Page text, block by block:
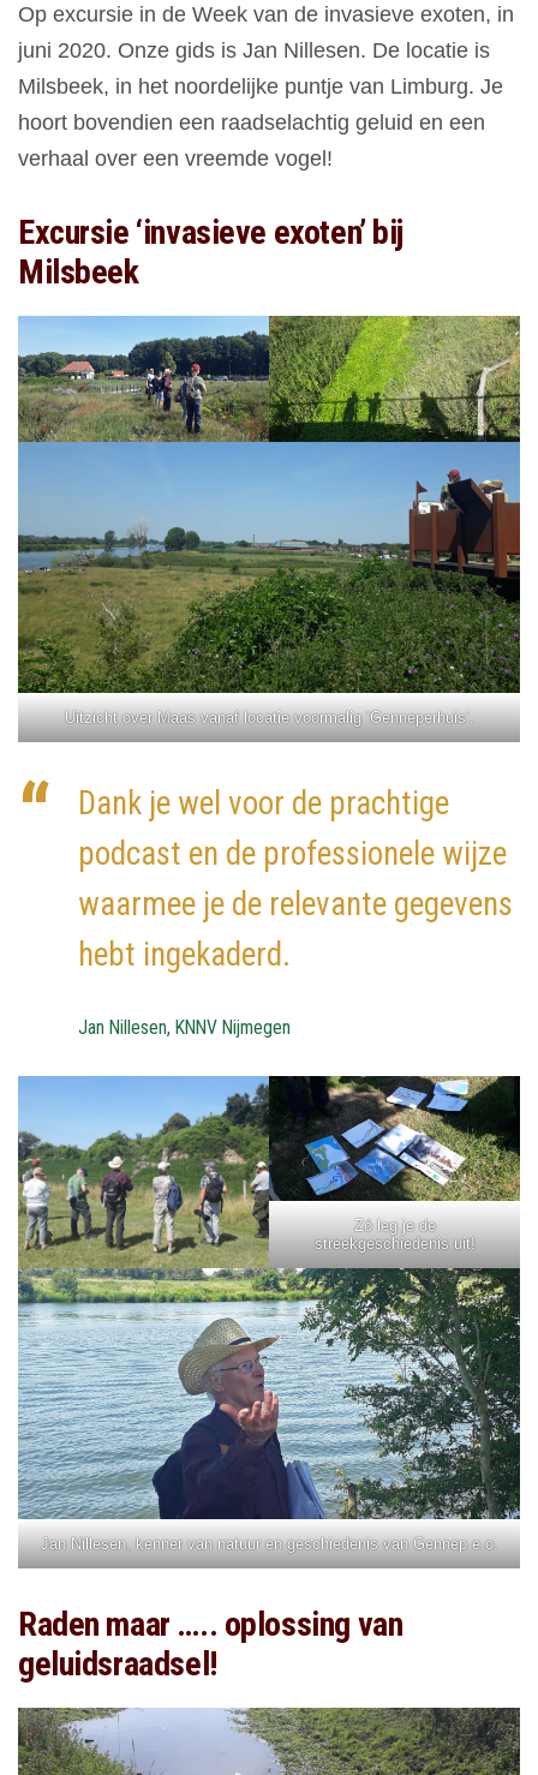
Op excursie in de Week van de invasieve exoten, in
juni 2020. Onze gids is Jan Nillesen. De locatie is
Milsbeek, in het noordelijke puntje van Limburg. Je
hoort bovendien een raadselachtig geluid en een
verhaal over een vreemde vogel!
Excursie ‘invasieve exoten’ bij
Milsbeek
Uitzicht over Maas vanaf locatie voormalig ‘Genneperhuis’.
Dank je wel voor de prachtige
podcast en de professionele wijze
waarmee je de relevante gegevens
hebt ingekaderd.
Jan Nillesen, KNNV Nijmegen
Zó leg je de
streekgeschiedenis uit!
Jan Nillesen, kenner van natuur en geschiedenis van Gennep e.o.
Raden maar ….. oplossing van
geluidsraadsel!